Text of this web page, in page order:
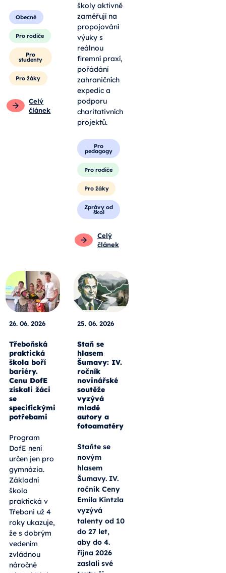
Obecné
Pro rodiče
Pro
studenty
Pro žáky
Celý
článek
školy aktivně
zaměřují na
propojování
výuky s
reálnou
firemní praxí,
pořádání
zahraničních
expedic a
podporu
charitativních
projektů.
Pro
pedagogy
Pro rodiče
Pro žáky
Zprávy od
škol
Celý
článek
26. 06. 2026
Třeboňská
praktická
škola boří
bariéry.
Cenu DofE
získali žáci
se
specifickými
potřebami
Program
DofE není
určen jen pro
gymnázia.
Základní
škola
praktická v
Třeboni už 4
roky ukazuje,
že s dobrým
vedením
zvládnou
náročné
25. 06. 2026
Staň se
hlasem
Šumavy: IV.
ročník
novinářské
soutěže
vyzývá
mladé
autory a
fotoamatéry
Staňte se
novým
hlasem
Šumavy. IV.
ročník Ceny
Emila Kintzla
vyzývá
talenty od 10
do 27 let,
aby do 4.
října 2026
zaslali své